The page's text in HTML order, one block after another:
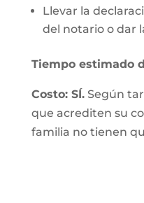
Llevar la
del notario o dar
Tiempo estimado
Costo: SÍ.Según
que acrediten su
familia no tienen